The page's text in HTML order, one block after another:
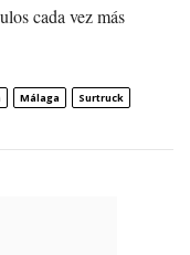
cada vez más
Málaga
Surtruck